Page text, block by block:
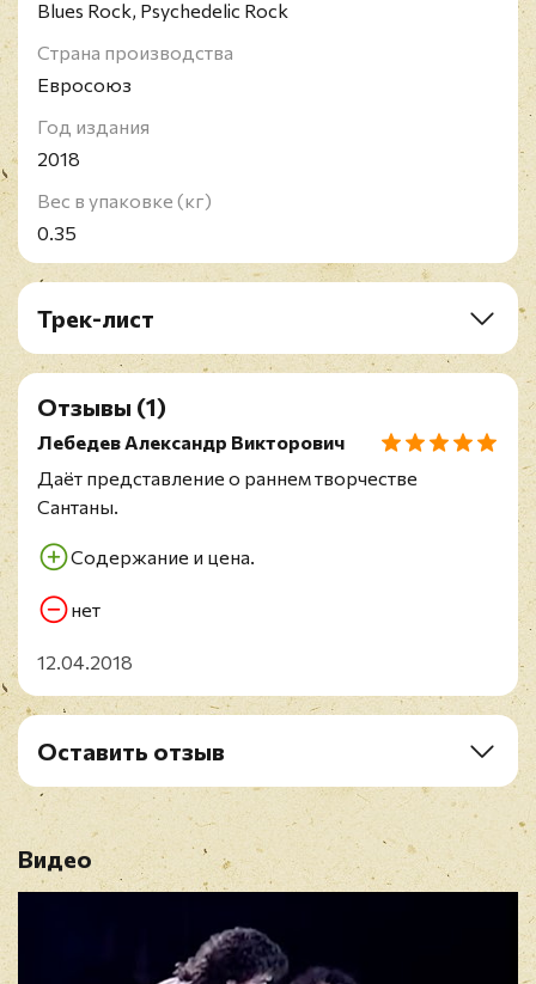
Blues Rock, Psychedelic Rock
Страна производства
Евросоюз
Год издания
2018
Вес в упаковке (кг)
0.35
Трек-лист
A1. Evil Ways
A2. Jingo
A3. Hope You're Feeling Better
A4. Samba Pa Ti
B1. Black Magic Woman
B2. Oye Como Va
B3. Everything's Coming Our Way
B4. Se A Cabo
B5. Everybody's Everything
Отзывы (1)
Лебедев Александр Викторович
Даёт представление о раннем творчестве
Сантаны.
Содержание и цена.
нет
12.04.2018
Оставить отзыв
Имя*
Видео